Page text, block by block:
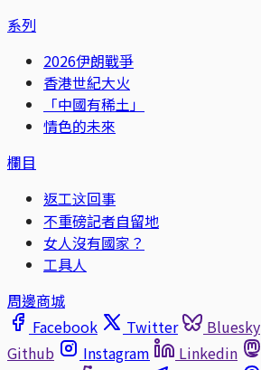
系列
2026伊朗戰爭
香港世紀大火
「中國有稀土」
情色的未來
欄目
返工这回事
不重磅記者自留地
女人沒有國家？
工具人
周邊商城
Facebook
Twitter Bluesky
Github
Instagram Linkedin